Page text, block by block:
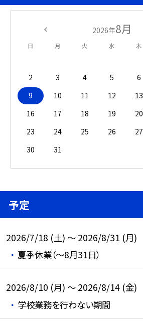
2026年8月
日 月 火 水 木
2
3 4 5 6
9
10 11 12 13
16
17 18 19 20
23
24 25 26 27
30
31
予定
2026/7/18 (土) ～ 2026/8/31 (月)
夏季休業（～8月31日）
2026/8/10 (月) ～ 2026/8/14 (金)
学校業務を行わない期間